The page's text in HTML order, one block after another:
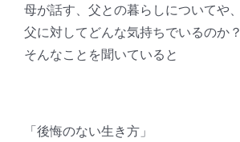
母が話す、父との暮らしについてや、
父に対してどんな気持ちでいるのか？
そんなことを聞いていると
「後悔のない生き方」